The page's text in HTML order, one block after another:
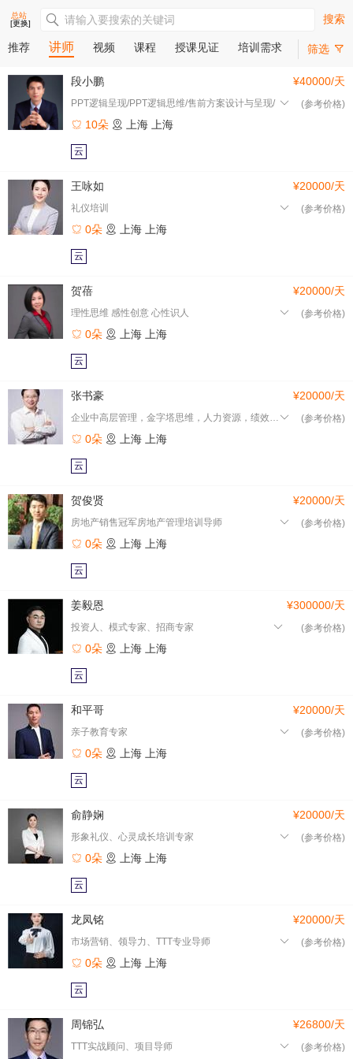
总站
[更换]
搜索
筛选
推荐 讲师 视频 课程 授课见证 培训需求
段小鹏
PPT逻辑呈现/PPT逻辑思维/售前方案设计与呈现/
10朵 上海 上海
¥40000/天
(参考价格)
云
王咏如
礼仪培训
0朵 上海 上海
¥20000/天
(参考价格)
云
贺蓓
理性思维 感性创意 心性识人
0朵 上海 上海
¥20000/天
(参考价格)
云
张书豪
企业中高层管理，金字塔思维，人力资源，绩效管理
0朵 上海 上海
¥20000/天
(参考价格)
云
贺俊贤
房地产销售冠军房地产管理培训导师
0朵 上海 上海
¥20000/天
(参考价格)
云
姜毅恩
投资人、模式专家、招商专家
0朵 上海 上海
¥300000/天
(参考价格)
云
和平哥
亲子教育专家
0朵 上海 上海
¥20000/天
(参考价格)
云
俞静娴
形象礼仪、心灵成长培训专家
0朵 上海 上海
¥20000/天
(参考价格)
云
龙凤铭
市场营销、领导力、TTT专业导师
0朵 上海 上海
¥20000/天
(参考价格)
云
周锦弘
TTT实战顾问、项目导师
¥26800/天
(参考价格)